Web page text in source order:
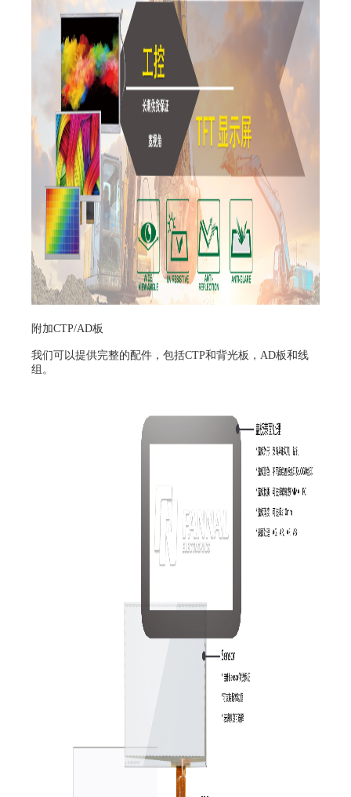
附加CTP/AD板
我们可以提供完整的配件，包括CTP和背光板，AD板和线
组。